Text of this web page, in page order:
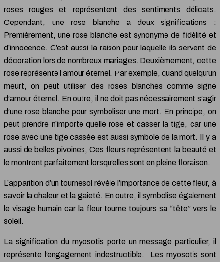
roses rouges et représentent des sentiments délicats.
Cependant, une rose blanche a deux significations :
Premièrement, une rose blanche est synonyme de fidélité et
d’innocence. C’est aussi la raison pour laquelle ils servent de
décoration lors de nombreux mariages. Deuxièmement, cette
rose représente l’amour éternel. Par exemple, quand quelqu’un
meurt, on peut utiliser des roses blanches comme signe
d’amour éternel. En outre, il ne doit pas nécessairement s’agir
d’une rose blanche pour symboliser une mort. En principe, on
peut prendre n’importe quelle rose et casser la tige, car une
rose avec une tige cassée est aussi symbole de la mort. Il y a
aussi de belles pivoines, Ces fleurs représentent la beauté et
le montrent parfaitement lorsqu’elles sont en pleine floraison.
L’apparition d’un tournesol révèle l’importance de cette fleur, à
savoir la chaleur et la gaieté. En outre, il symbolise également
le visage humain car la fleur tourne toujours sa “tête” vers le
soleil.
La signification du myosotis porte un message particulier, il
représente l’engagement indestructible. Les myosotis sont